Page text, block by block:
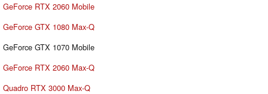
GeForce RTX 2060 Mobile
GeForce GTX 1080 Max-Q
GeForce GTX 1070 Mobile
GeForce RTX 2060 Max-Q
Quadro RTX 3000 Max-Q